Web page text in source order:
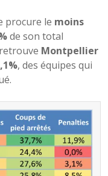
procure le moins
de son total
Montpellier
, des équipes qui